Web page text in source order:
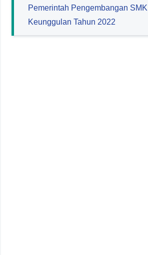
Pemerintah Pengembangan
Keunggulan Tahun 2022